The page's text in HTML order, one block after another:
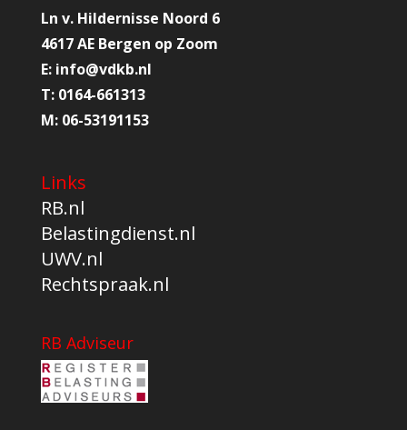
Ln v. Hildernisse Noord 6
4617 AE Bergen op Zoom
E: info@vdkb.nl
T: 0164-661313
M: 06-53191153
Links
RB.nl
Belastingdienst.nl
UWV.nl
Rechtspraak.nl
RB Adviseur